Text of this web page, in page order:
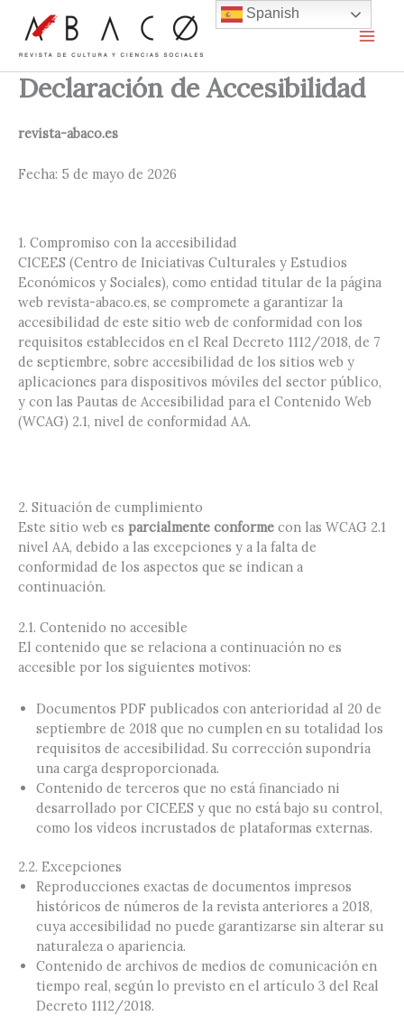
contenido
Declaración de Accesibilidad
revista-abaco.es
Fecha: 5 de mayo de 2026
1. Compromiso con la accesibilidad
CICEES (Centro de Iniciativas Culturales y Estudios
Económicos y Sociales), como entidad titular de la página
web revista-abaco.es, se compromete a garantizar la
accesibilidad de este sitio web de conformidad con los
requisitos establecidos en el Real Decreto 1112/2018, de 7
de septiembre, sobre accesibilidad de los sitios web y
aplicaciones para dispositivos móviles del sector público,
y con las Pautas de Accesibilidad para el Contenido Web
(WCAG) 2.1, nivel de conformidad AA.
2. Situación de cumplimiento
Este sitio web es parcialmente conforme con las WCAG 2.1
nivel AA, debido a las excepciones y a la falta de
conformidad de los aspectos que se indican a
continuación.
2.1. Contenido no accesible
El contenido que se relaciona a continuación no es
accesible por los siguientes motivos:
Documentos PDF publicados con anterioridad al 20 de
septiembre de 2018 que no cumplen en su totalidad los
requisitos de accesibilidad. Su corrección supondría
una carga desproporcionada.
Contenido de terceros que no está financiado ni
desarrollado por CICEES y que no está bajo su control,
como los vídeos incrustados de plataformas externas.
2.2. Excepciones
Reproducciones exactas de documentos impresos
históricos de números de la revista anteriores a 2018,
cuya accesibilidad no puede garantizarse sin alterar su
naturaleza o apariencia.
Contenido de archivos de medios de comunicación en
tiempo real, según lo previsto en el artículo 3 del Real
Decreto 1112/2018.
Spanish